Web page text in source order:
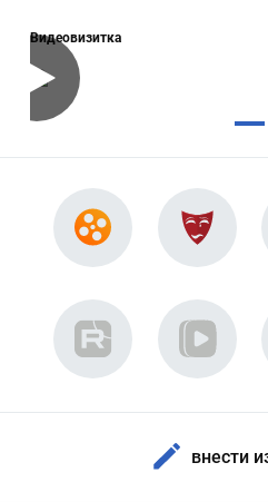
Видеовизитка
внести